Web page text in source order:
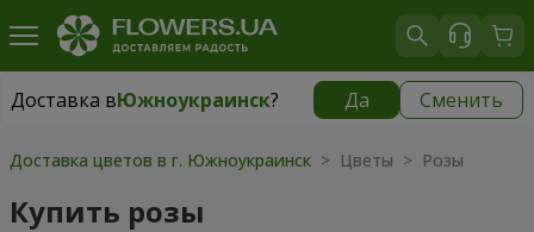
Доставка вЮжноукраинск? Да Сменить
Доставка вЮжноукраинск| 1813 грн
Доставка цветов в г. Южноукраинск > Цветы > Розы
Купить розы